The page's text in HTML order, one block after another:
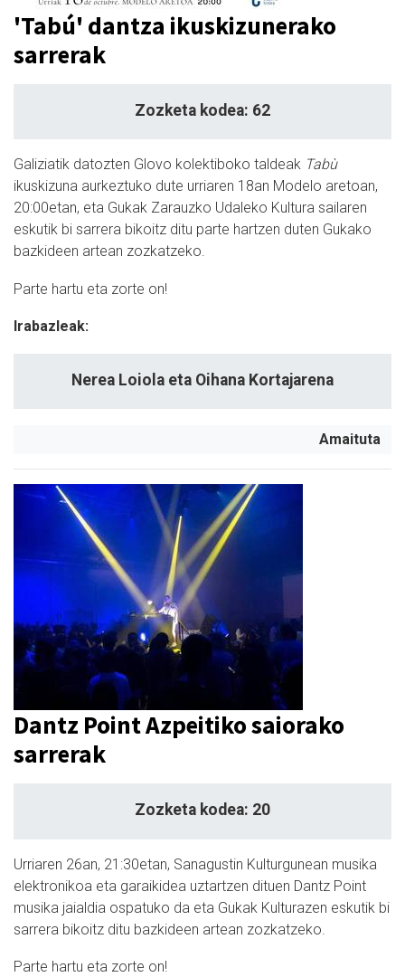
'Tabú' dantza ikuskizunerako
sarrerak
Zozketa kodea: 62
Galiziatik datozten Glovo kolektiboko taldeak Tabù
ikuskizuna aurkeztuko dute urriaren 18an Modelo aretoan,
20:00etan, eta Gukak Zarauzko Udaleko Kultura sailaren
eskutik bi sarrera bikoitz ditu parte hartzen duten Gukako
bazkideen artean zozkatzeko.
Parte hartu eta zorte on!
Irabazleak:
Nerea Loiola eta Oihana Kortajarena
Amaituta
Dantz Point Azpeitiko saiorako
sarrerak
Zozketa kodea: 20
Urriaren 26an, 21:30etan, Sanagustin Kulturgunean musika
elektronikoa eta garaikidea uztartzen dituen Dantz Point
musika jaialdia ospatuko da eta Gukak Kulturazen eskutik bi
sarrera bikoitz ditu bazkideen artean zozkatzeko.
Parte hartu eta zorte on!